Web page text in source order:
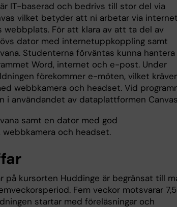
IT-baserad och bedrivs till stor del via
vilket betyder att ni arbetar via
webbplats. För att klara av att ta del av
dator med internetuppkoppling samt
Studenterna förväntas kunna hantera
Word, internet och e-post. Under
förekommer e-möten, vilket
webbkamera och headset. Vid
i användandet av dataplattformen
samt en dator med god
och headset.
på kursorten Huddinge är begränsat till
Fem veckor motsvarar 7,5
startar med föreläsningar och